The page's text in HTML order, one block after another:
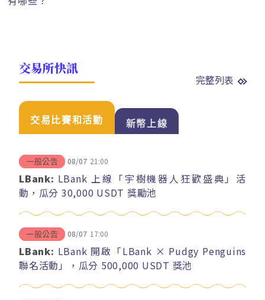
交易所快訊
完整列表
交易比賽和活動 新幣上線
一般公告 08/07 21:00
LBank: LBank 上線「宇樹機器人狂歡盛典」活
動，瓜分 30,000 USDT 獎勵池
一般公告 08/07 17:00
LBank: LBank 開啟「LBank × Pudgy Penguins
聯名活動」，瓜分 500,000 USDT 獎池